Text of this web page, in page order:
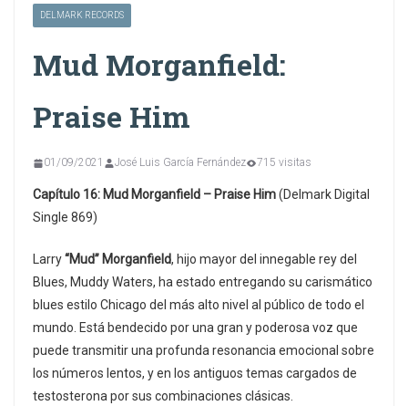
DELMARK RECORDS
Mud Morganfield:
Praise Him
01/09/2021 José Luis García Fernández 715 visitas
Capítulo 16: Mud Morganfield – Praise Him(Delmark Digital
Single 869)
Larry“Mud” Morganfield, hijo mayor del innegable rey del
Blues, Muddy Waters, ha estado entregando su carismático
blues estilo Chicago del más alto nivel al público de todo el
mundo. Está bendecido por una gran y poderosa voz que
puede transmitir una profunda resonancia emocional sobre
los números lentos, y en los antiguos temas cargados de
testosterona por sus combinaciones clásicas.